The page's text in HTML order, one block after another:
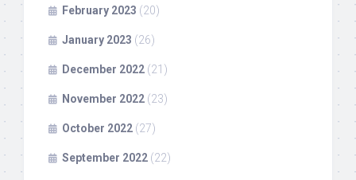
February 2023 (20)
January 2023 (26)
December 2022 (21)
November 2022 (23)
October 2022 (27)
September 2022 (22)